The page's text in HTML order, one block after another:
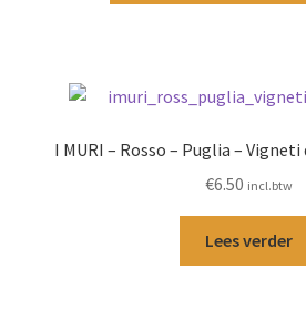
I MURI – Rosso – Puglia –
€6.50 incl.btw
Lees verder